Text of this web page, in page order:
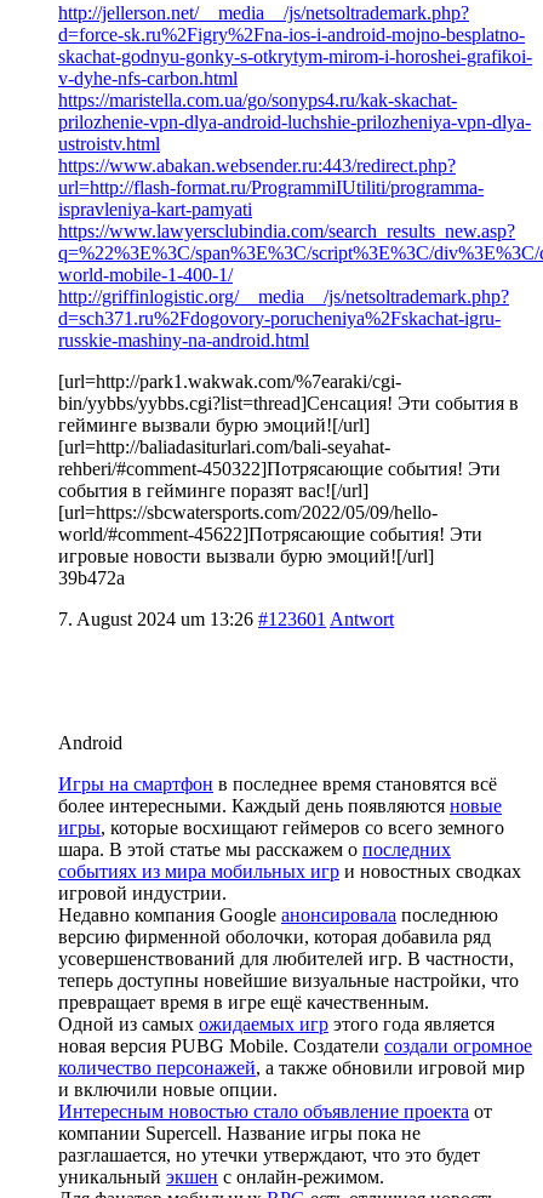
http://jellerson.net/__media__/js/netsoltrademark.php?
d=force-sk.ru%2Figry%2Fna-ios-i-android-mojno-besplatno-
skachat-godnyu-gonky-s-otkrytym-mirom-i-horoshei-grafikoi-
v-dyhe-nfs-carbon.html
https://maristella.com.ua/go/sonyps4.ru/kak-skachat-
prilozhenie-vpn-dlya-android-luchshie-prilozheniya-vpn-dlya-
ustroistv.html
https://www.abakan.websender.ru:443/redirect.php?
url=http://flash-format.ru/ProgrammiIUtiliti/programma-
ispravleniya-kart-pamyati
https://www.lawyersclubindia.com/search_results_new.asp?
q=%22%3E%3C/span%3E%3C/script%3E%3C/
world-mobile-1-400-1/
http://griffinlogistic.org/__media__/js/netsoltrademark.php?
d=sch371.ru%2Fdogovory-porucheniya%2Fskachat-igru-
russkie-mashiny-na-android.html
[url=http://park1.wakwak.com/%7earaki/cgi-
bin/yybbs/yybbs.cgi?list=thread]Сенсация! Эти события в
гейминге вызвали бурю эмоций![/url]
[url=http://baliadasiturlari.com/bali-seyahat-
rehberi/#comment-450322]Потрясающие события! Эти
события в гейминге поразят вас![/url]
[url=https://sbcwatersports.com/2022/05/09/hello-
world/#comment-45622]Потрясающие события! Эти
игровые новости вызвали бурю эмоций![/url]
39b472a
7. August 2024 um 13:26 #123601 Antwort
Android
Игры на смартфон в последнее время становятся всё
более интересными. Каждый день появляются новые
игры, которые восхищают геймеров со всего земного
шара. В этой статье мы расскажем о последних
событиях из мира мобильных игр и новостных сводках
игровой индустрии.
Недавно компания Google анонсировала последнюю
версию фирменной оболочки, которая добавила ряд
усовершенствований для любителей игр. В частности,
теперь доступны новейшие визуальные настройки, что
превращает время в игре ещё качественным.
Одной из самых ожидаемых игр этого года является
новая версия PUBG Mobile. Создатели создали огромное
количество персонажей, а также обновили игровой мир
и включили новые опции.
Интересным новостью стало объявление проекта от
компании Supercell. Название игры пока не
разглашается, но утечки утверждают, что это будет
уникальный экшен с онлайн-режимом.